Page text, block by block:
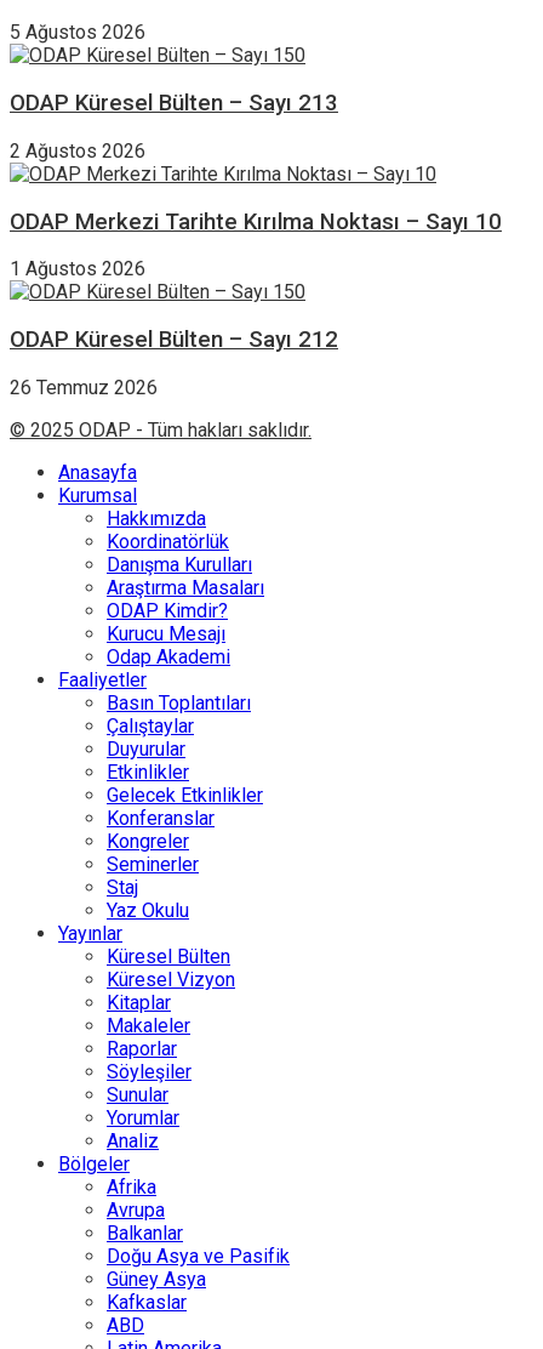
5 Ağustos 2026
ODAP Küresel Bülten – Sayı 213
2 Ağustos 2026
ODAP Merkezi Tarihte Kırılma Noktası – Sayı 10
1 Ağustos 2026
ODAP Küresel Bülten – Sayı 212
26 Temmuz 2026
© 2025 ODAP - Tüm hakları saklıdır.
Anasayfa
Kurumsal
Hakkımızda
Koordinatörlük
Danışma Kurulları
Araştırma Masaları
ODAP Kimdir?
Kurucu Mesajı
Odap Akademi
Faaliyetler
Basın Toplantıları
Çalıştaylar
Duyurular
Etkinlikler
Gelecek Etkinlikler
Konferanslar
Kongreler
Seminerler
Staj
Yaz Okulu
Yayınlar
Küresel Bülten
Küresel Vizyon
Kitaplar
Makaleler
Raporlar
Söyleşiler
Sunular
Yorumlar
Analiz
Bölgeler
Afrika
Avrupa
Balkanlar
Doğu Asya ve Pasifik
Güney Asya
Kafkaslar
ABD